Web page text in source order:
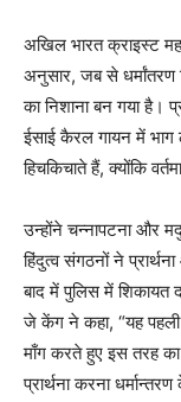
अखिल भारत क्राइस्ट
अनुसार, जब से धर्मांतरण
का निशाना बन गया है।
ईसाई कैरल गायन में
हिचकिचाते हैं, क्योंकि
उन्होंने चन्नापटना और
हिंदुत्व संगठनों ने
बाद में पुलिस में शिकायत
जे केंग ने कहा, “यह पहली
माँग करते हुए इस तरह का
प्रार्थना करना